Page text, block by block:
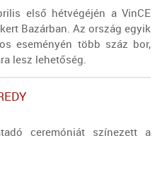
első hétvégéjén a VinCE
Bazárban. Az ország egyik
eseményén több száz bor,
lesz lehetőség.
ceremóniát színezett a